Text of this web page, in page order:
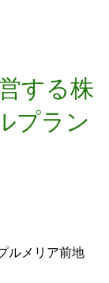
ルメリア前地